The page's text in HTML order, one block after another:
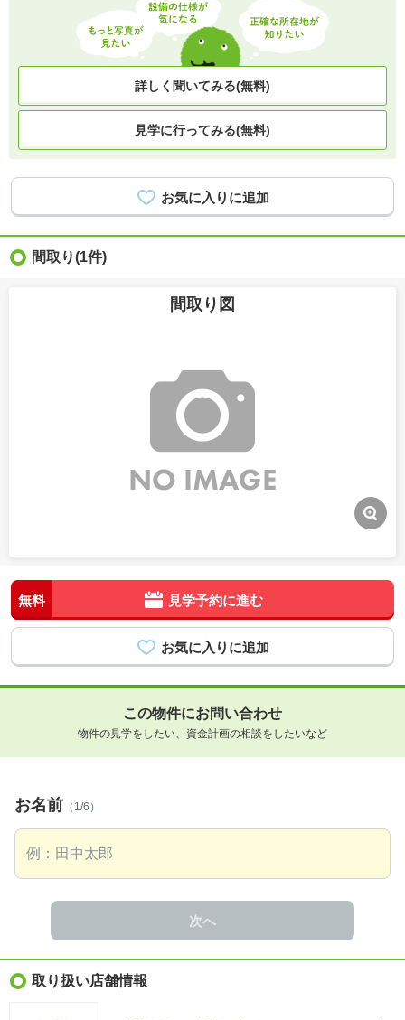
詳しく聞いてみる(無料)
見学に行ってみる(無料)
間取り(1件)
間取り図
無料 見学予約に進む
この物件にお問い合わせ
物件の見学をしたい、資金計画の相談をしたいなど
お名前 （1/6）
次へ
取り扱い店舗情報